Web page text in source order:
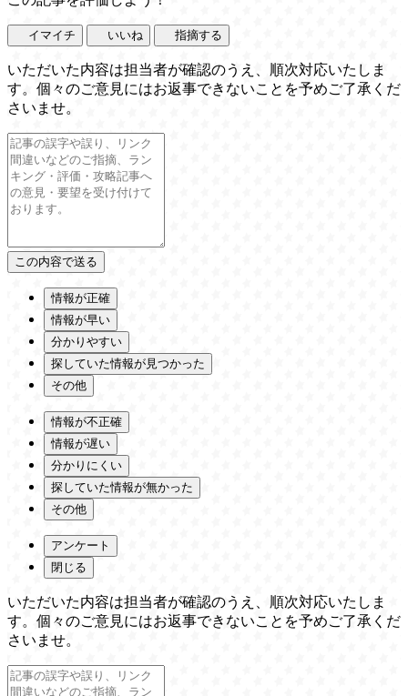
イマイチ いいね 指摘する
いただいた内容は担当者が確認のうえ、順次対応いたしま
す。個々のご意見にはお返事できないことを予めご了承くだ
さいませ。
情報が正確
情報が早い
分かりやすい
探していた情報が見つかった
その他
情報が不正確
情報が遅い
分かりにくい
探していた情報が無かった
その他
アンケート
閉じる
いただいた内容は担当者が確認のうえ、順次対応いたしま
す。個々のご意見にはお返事できないことを予めご了承くだ
さいませ。